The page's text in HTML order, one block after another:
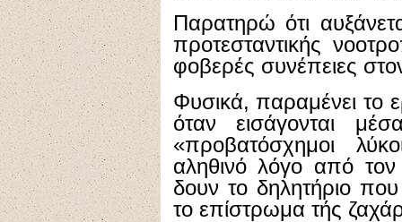
Παρατηρώ ότι
προτεσταντικής
φοβερές συνέπειες
Φυσικά, παραμένει το
όταν εισάγονται
«προβατόσχημοι
αληθινό λόγο από
δουν το δηλητήριο
το επίστρωμα τής